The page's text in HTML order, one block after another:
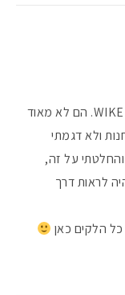
אוי, כמה התלבטתי בין זה ל WIKED. הם לא מאוד
ולא דגמתי
והחלטתי על זה,
לראות דרך
הלקים כאן